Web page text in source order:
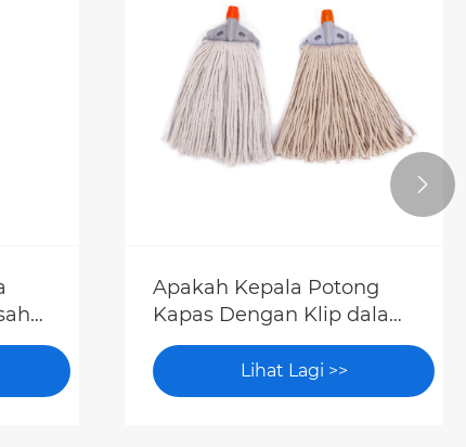
Apakah Kepala Potong
Kapas Dengan Klip dalam
Sistem Pembersihan
Moden?
Lihat Lagi >>
